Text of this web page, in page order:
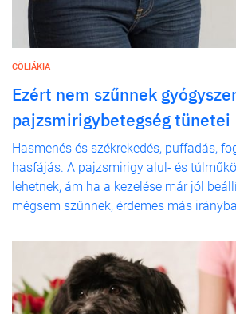
CÖLIÁKIA
Ezért nem szűnnek
pajzsmirigybetegség tünetei
Hasmenés és székrekedés, puffadás,
hasfájás. A pajzsmirigy alul- és
lehetnek, ám ha a kezelése már jól
mégsem szűnnek, érdemes más